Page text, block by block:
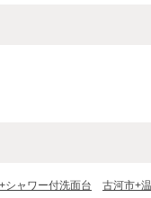
シャワー付洗面台 古河市+